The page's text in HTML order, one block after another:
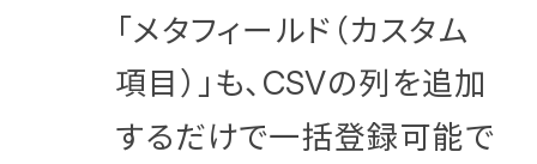
「メタフィールド（カスタム
項目）」も、 CSVの列を追加
するだけで一括登録可能で